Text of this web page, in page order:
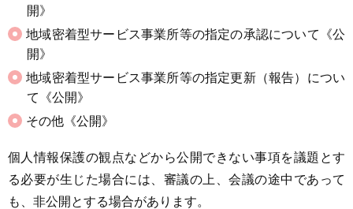
開》
地域密着型サービス事業所等の指定の承認について《公
開》
地域密着型サービス事業所等の指定更新（報告）につい
て《公開》
その他《公開》
個人情報保護の観点などから公開できない事項を議題とす
る必要が生じた場合には、審議の上、会議の途中であって
も、非公開とする場合があります。